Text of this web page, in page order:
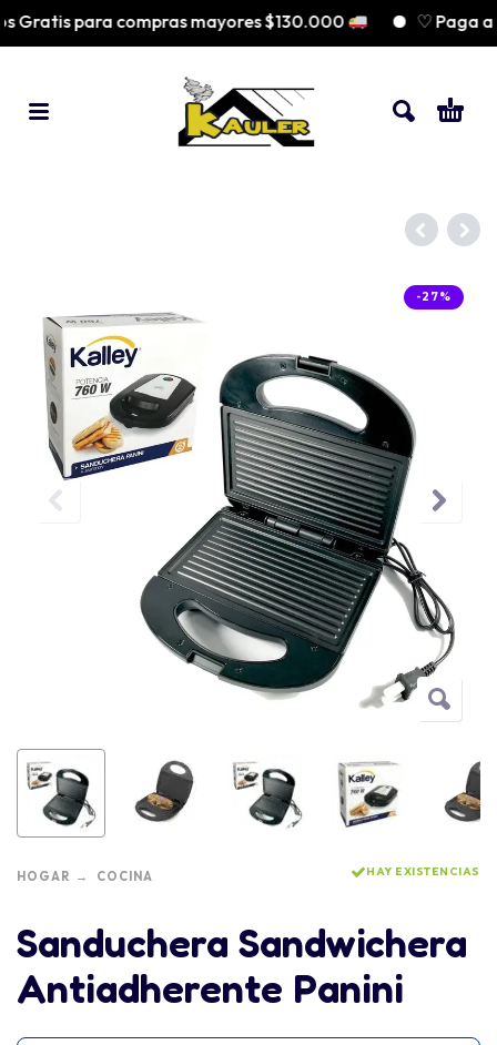
para compras mayores $130.000 ♡ Paga a
-27%
HOGAR COCINA HAY EXISTENCIAS
Sanduchera Sandwichera
Antiadherente Panini